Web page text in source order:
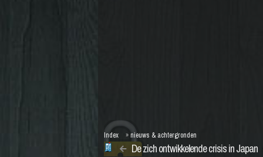
De zich ontwikkelende crisis in Japan
Index » nieuws & achtergronden